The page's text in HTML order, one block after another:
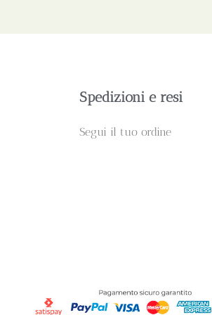
Spedizioni e resi
Segui il tuo ordine